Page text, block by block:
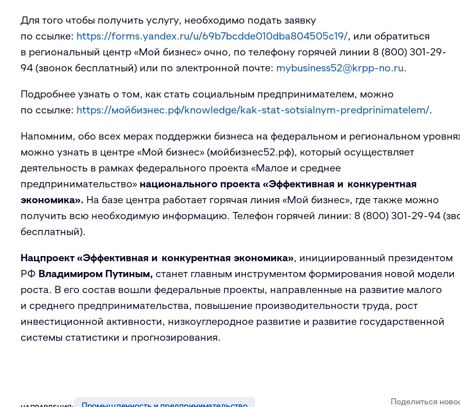
Для того чтобы получить услугу, необходимо подать заявку
по ссылке: https://forms.yandex.ru/u/69b7bcdde010dba804505c19/, или обратиться
в региональный центр «Мой бизнес» очно, по телефону горячей линии 8 (800) 301-29-
94 (звонок бесплатный) или по электронной почте: mybusiness52@krpp-no.ru.
Подробнее узнать о том, как стать социальным предпринимателем, можно
по ссылке: https://мойбизнес.рф/knowledge/kak-stat-sotsialnym-predprinimatelem/.
Напомним, обо всех мерах поддержки бизнеса на федеральном и региональном
можно узнать в центре «Мой бизнес» (мойбизнес52.рф), который осуществляет
деятельность в рамках федерального проекта «Малое и среднее
предпринимательство» национального проекта «Эффективная и конкурентная
экономика». На базе центра работает горячая линия «Мой бизнес», где также можно
получить всю необходимую информацию. Телефон горячей линии: 8 (800) 301-29-94
бесплатный).
Нацпроект «Эффективная и конкурентная экономика», инициированный президентом
РФ Владимиром Путиным, станет главным инструментом формирования новой модели
роста. В его состав вошли федеральные проекты, направленные на развитие малого
и среднего предпринимательства, повышение производительности труда, рост
инвестиционной активности, низкоуглеродное развитие и развитие государственной
системы статистики и прогнозирования.
Поделиться